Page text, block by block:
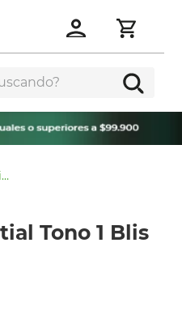
base miis celestial tono 1 blis 30 ml
Tono 1 Blis